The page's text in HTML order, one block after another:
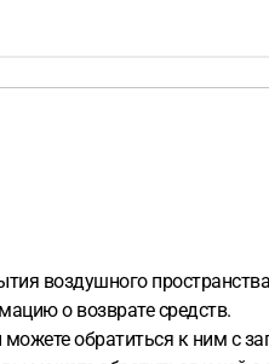
воздушного
о возврате средств.
можете обратиться к ним с